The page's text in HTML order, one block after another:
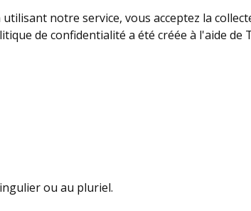
notre service, vous acceptez la
de confidentialité a été créée à l'aide de
ou au pluriel.